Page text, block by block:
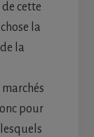
cette
la
la
pour